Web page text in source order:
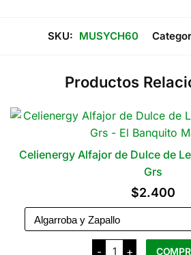
SKU: MUSYCH60
Productos
Celienergy Alfajor de Dulce de
Grs
$2.400
-
Celienergy
+